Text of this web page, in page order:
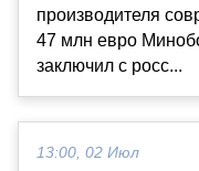
производителя
47 млн евро
заключил с росс...
13:00, 02 Июл